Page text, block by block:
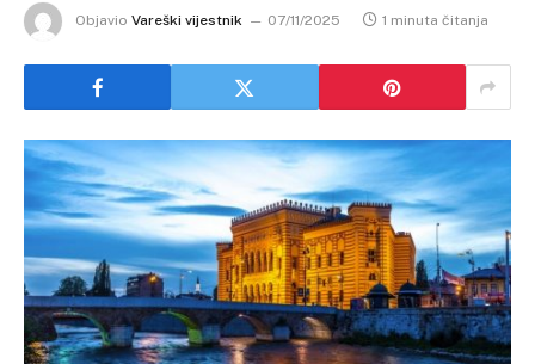
Objavio Vareški vijestnik 07/11/2025 1 minuta čitanja